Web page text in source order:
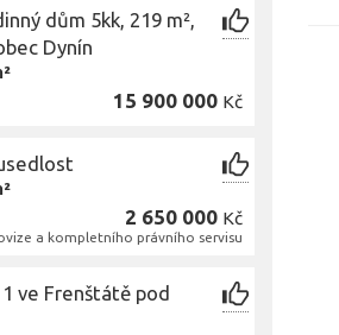
dům 5kk, 219 m²,
Dynín
15 900 000 Kč
2 650 000 Kč
a kompletního právního servisu
ve Frenštátě pod